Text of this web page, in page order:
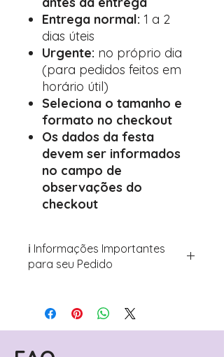
Entrega normal: 1 a 2
dias úteis
Urgente: no próprio dia
(para pedidos feitos em
horário útil)
Seleciona o tamanho e
formato no checkout
Os dados da festa
devem ser informados
no campo de
observações do
checkout
ℹ️ Informações Importantes
para seu Pedido
Avance para a página de checkout
(próximo passo após o carrinho)
Encontre o campo de "Notas do
Pedido"